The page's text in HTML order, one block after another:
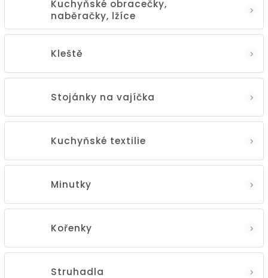
Kuchyňské obracečky,
naběračky, lžíce
Kleště
Stojánky na vajíčka
Kuchyňské textilie
Minutky
Kořenky
Struhadla